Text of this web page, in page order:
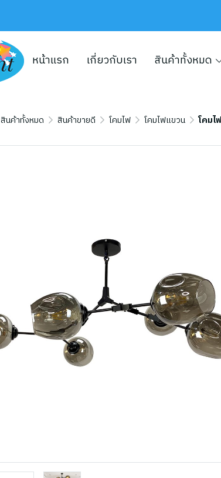
หน้าแรก เกี่ยวกับเรา สินค้าทั้งหมด
สินค้าทั้งหมด สินค้าขายดี โคมไฟ โคมไฟแขวน โคมไ